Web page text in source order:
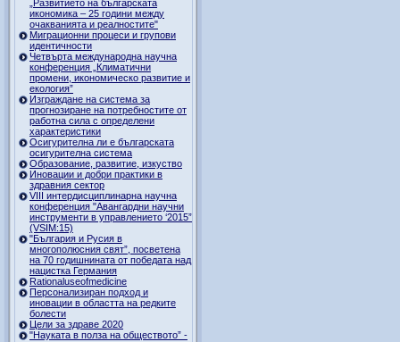
„Развитието на българската
икономика – 25 години между
очакванията и реалностите"
Миграционни процеси и групови
идентичности
Четвърта международна научна
конференция „Климатични
промени, икономическо развитие и
екология”
Изграждане на система за
прогнозиране на потребностите от
работна сила с определени
характеристики
Осигурителна ли е българската
осигурителна система
Образование, развитие, изкуство
Иновации и добри практики в
здравния сектор
VIII интердисциплинарна научна
конференция "Авангардни научни
инструменти в управлението ‘2015”
(VSIM:15)
"България и Русия в
многополюсния свят”, посветена
на 70 годишнината от победата над
нацистка Германия
Rationaluseofmedicine
Персонализиран подход и
иновации в областта на редките
болести
Цели за здраве 2020
"Науката в полза на обществото” -